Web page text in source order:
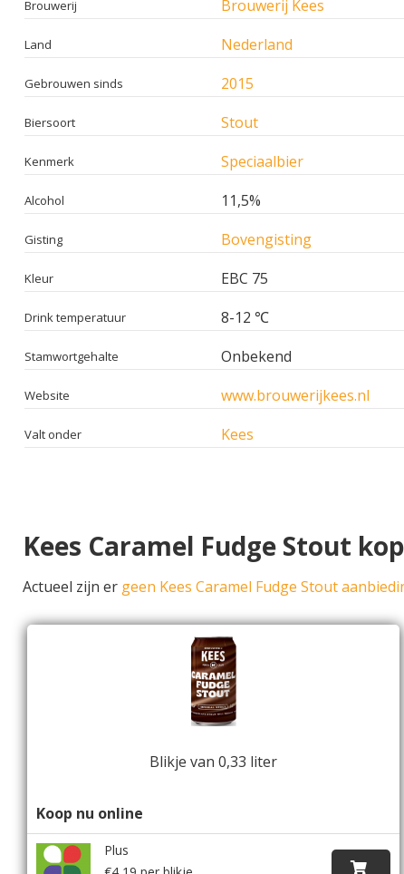
Brouwerij Brouwerij Kees
Land Nederland
Gebrouwen sinds 2015
Biersoort Stout
Kenmerk Speciaalbier
Alcohol 11,5%
Gisting Bovengisting
Kleur EBC 75
Drink temperatuur 8-12 ℃
Stamwortgehalte Onbekend
Website www.brouwerijkees.nl
Valt onder Kees
Kees Caramel Fudge Stout
Actueel zijn er geen Kees Caramel Fudge Stout
Blikje van 0,33 liter
Koop nu online
Plus